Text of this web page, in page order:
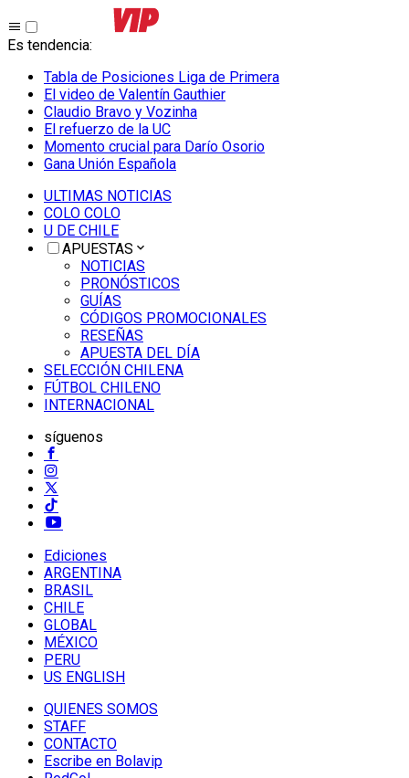
Es tendencia:
Tabla de Posiciones Liga de Primera
El video de Valentín Gauthier
Claudio Bravo y Vozinha
El refuerzo de la UC
Momento crucial para Darío Osorio
Gana Unión Española
ULTIMAS NOTICIAS
COLO COLO
U DE CHILE
APUESTAS
NOTICIAS
PRONÓSTICOS
GUÍAS
CÓDIGOS PROMOCIONALES
RESEÑAS
APUESTA DEL DÍA
SELECCIÓN CHILENA
FÚTBOL CHILENO
INTERNACIONAL
síguenos
Ediciones
ARGENTINA
BRASIL
CHILE
GLOBAL
MÉXICO
PERU
US ENGLISH
QUIENES SOMOS
STAFF
CONTACTO
Escribe en Bolavip